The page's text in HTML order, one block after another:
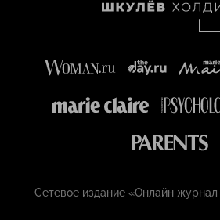
Сетевое издание «Онлайн